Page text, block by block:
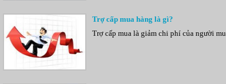
Trợ cấp mua hàng là gì?
Trợ cấp mua là giảm chi phí của người